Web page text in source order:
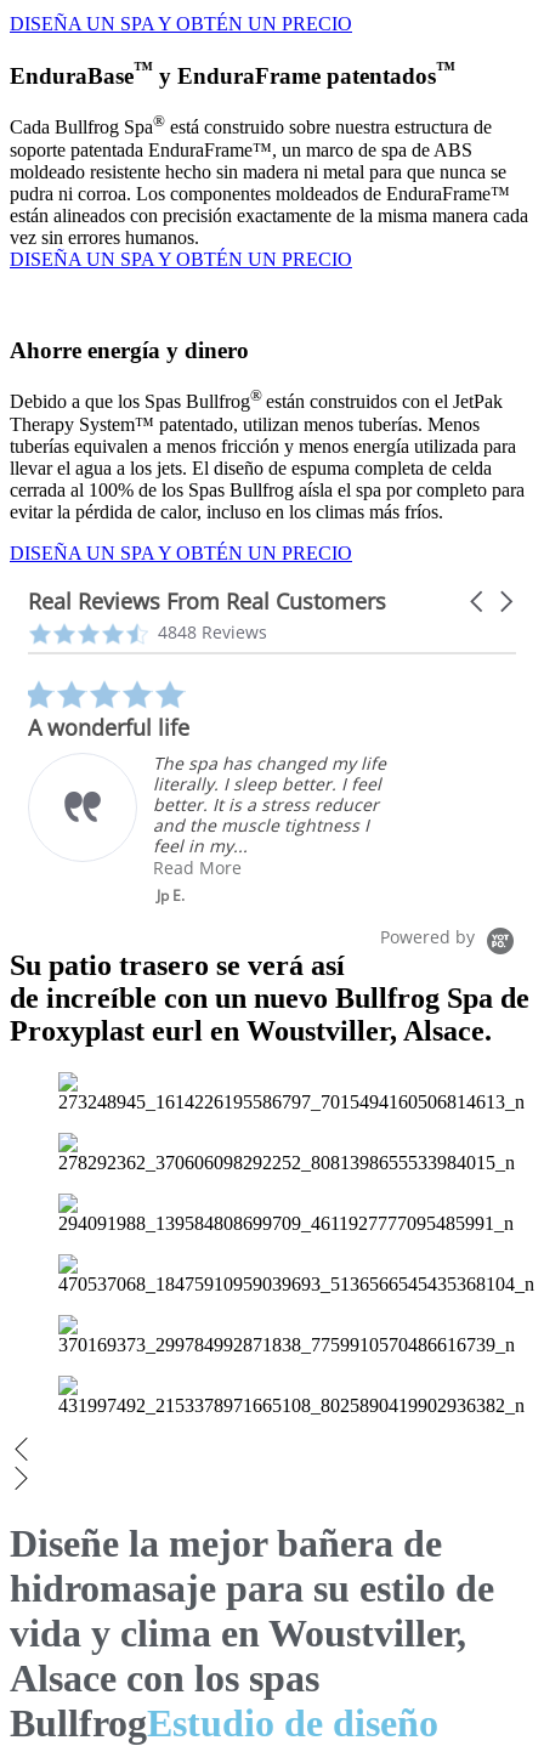
DISEÑA UN SPA Y OBTÉN UN PRECIO
EnduraBase™ y EnduraFrame patentados™
Cada Bullfrog Spa® está construido sobre nuestra estructura de
soporte patentada EnduraFrame™, un marco de spa de ABS
moldeado resistente hecho sin madera ni metal para que nunca se
pudra ni corroa. Los componentes moldeados de EnduraFrame™
están alineados con precisión exactamente de la misma manera cada
vez sin errores humanos.
DISEÑA UN SPA Y OBTÉN UN PRECIO
Ahorre energía y dinero
Debido a que los Spas Bullfrog® están construidos con el JetPak
Therapy System™ patentado, utilizan menos tuberías. Menos
tuberías equivalen a menos fricción y menos energía utilizada para
llevar el agua a los jets. El diseño de espuma completa de celda
cerrada al 100% de los Spas Bullfrog aísla el spa por completo para
evitar la pérdida de calor, incluso en los climas más fríos.
DISEÑA UN SPA Y OBTÉN UN PRECIO
Real Reviews From Real Customers
Reviews
carousel
Carousel
4.3
star
4848 Reviews
rating
A wonderful life
The spa has changed my life
literally. I sleep better. I feel
better. It is a stress reducer
and the muscle tightness I
feel in my...
Read More
Jp E.
Powered by
Su patio trasero se verá así
de increíble con un nuevo Bullfrog Spa de
Proxyplast eurl en Woustviller, Alsace.
Diseñe la mejor bañera de
hidromasaje para su estilo de
vida y clima en Woustviller,
Alsace con los spas
BullfrogEstudio de diseño